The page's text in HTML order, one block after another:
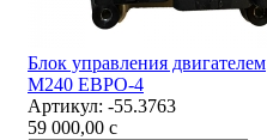
Блок управления двигателем
М240 ЕВРО-4
Артикул: -55.3763
59 000,00 c